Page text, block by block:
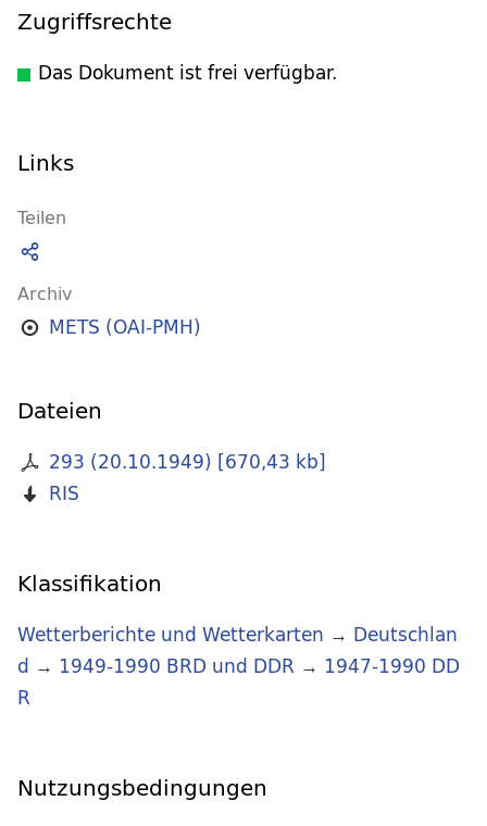
Zugriffsrechte
Das Dokument ist frei verfügbar.
Links
Teilen
Archiv
METS (OAI-PMH)
Dateien
293 (20.10.1949) [670,43 kb]
RIS
Klassifikation
Wetterberichte und Wetterkarten → Deutschlan
d → 1949-1990 BRD und DDR → 1947-1990 DD
R
Nutzungsbedingungen